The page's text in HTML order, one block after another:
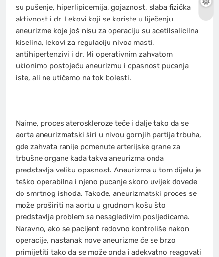
su pušenje, hiperlipidemija, gojaznost, slaba fizička
aktivnost i dr. Lekovi koji se koriste u liječenju
aneurizme koje još nisu za operaciju su acetilsalicilna
kiselina, lekovi za regulaciju nivoa masti,
antihipertenzivi i dr. Mi operativnim zahvatom
uklonimo postojeću aneurizmu i opasnost pucanja
iste, ali ne utičemo na tok bolesti.
Naime, proces ateroskleroze teče i dalje tako da se
aorta aneurizmatski širi u nivou gornjih partija trbuha,
gde zahvata ranije pomenute arterijske grane za
trbušne organe kada takva aneurizma onda
predstavlja veliku opasnost. Aneurizma u tom dijelu je
teško operabilna i njeno pucanje skoro uvijek dovede
do smrtnog ishoda. Takođe, aneurizmatski proces se
može proširiti na aortu u grudnom košu što
predstavlja problem sa nesagledivim posljedicama.
Naravno, ako se pacijent redovno kontroliše nakon
operacije, nastanak nove aneurizme će se brzo
primijetiti tako da se može onda i adekvatno reagovati